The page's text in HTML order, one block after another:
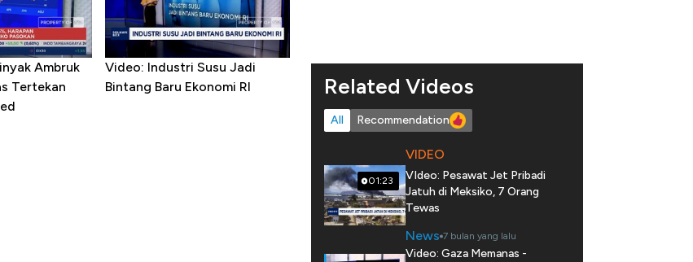
Ambruk
Tertekan
Video: Industri Susu Jadi
Bintang Baru Ekonomi RI
Related Videos
All Recommendation
01:23
VIDEO
VIdeo: Pesawat Jet Pribadi
Jatuh di Meksiko, 7 Orang
Tewas
News 7 bulan yang lalu
Video: Gaza Memanas -